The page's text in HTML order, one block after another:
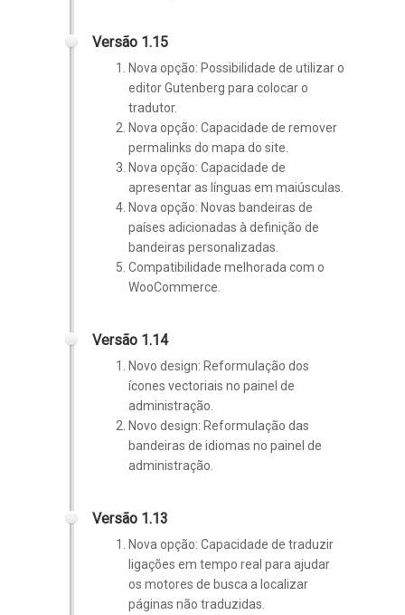
Versão 1.15
Nova opção: Possibilidade de utilizar o
editor Gutenberg para colocar o
tradutor.
Nova opção: Capacidade de remover
permalinks do mapa do site.
Nova opção: Capacidade de
apresentar as línguas em maiúsculas.
Nova opção: Novas bandeiras de
países adicionadas à definição de
bandeiras personalizadas.
Compatibilidade melhorada com o
WooCommerce.
Versão 1.14
Novo design: Reformulação dos
ícones vectoriais no painel de
administração.
Novo design: Reformulação das
bandeiras de idiomas no painel de
administração.
Versão 1.13
Nova opção: Capacidade de traduzir
ligações em tempo real para ajudar
os motores de busca a localizar
páginas não traduzidas.